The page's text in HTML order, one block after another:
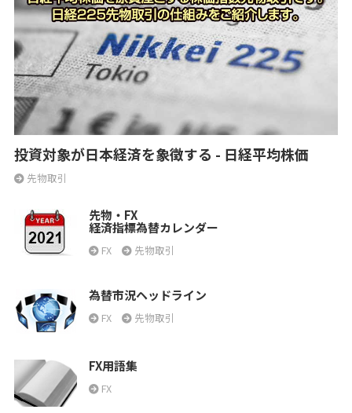
投資対象が日本経済を象徴する - 日経平均株価
先物取引
先物・FX
経済指標為替カレンダー
FX 先物取引
為替市況ヘッドライン
FX 先物取引
FX用語集
FX